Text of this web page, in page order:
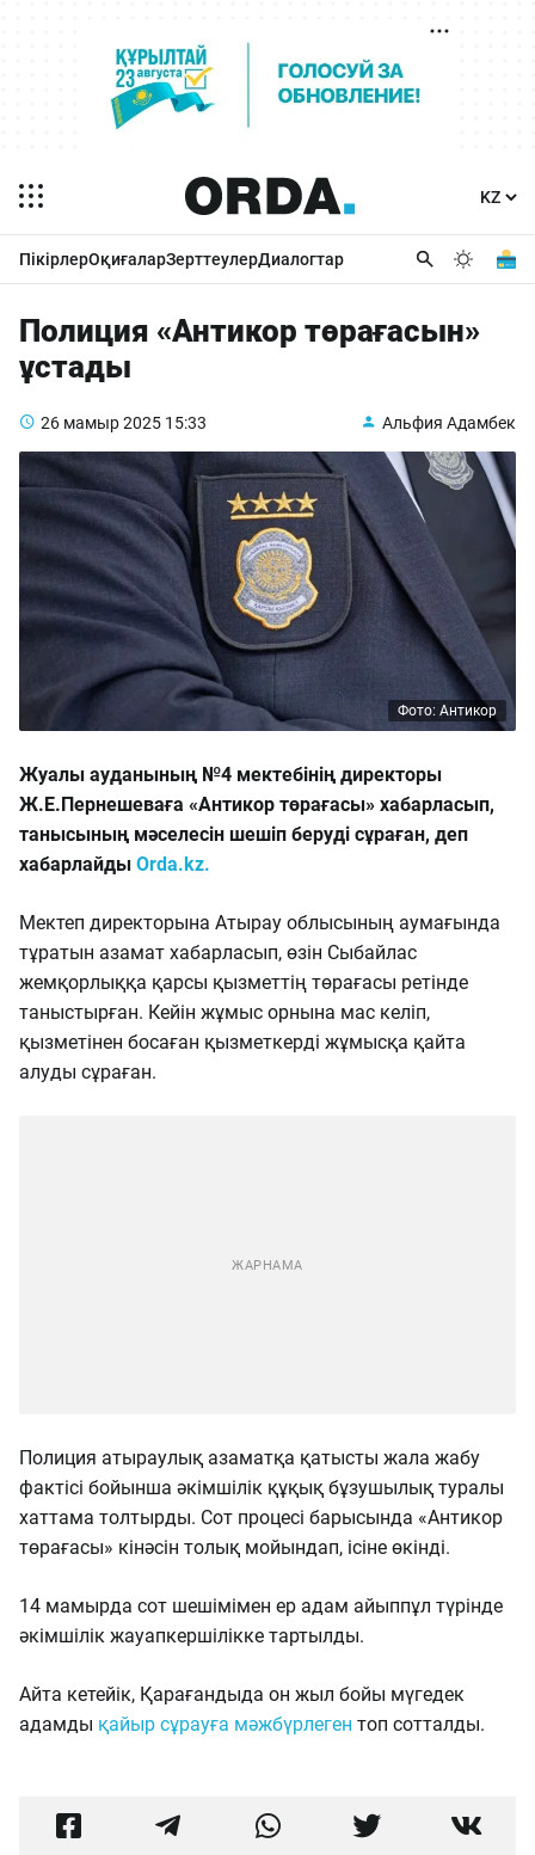
ПікірлерОқиғаларЗерттеулерДиалогтар
Полиция «Антикор төрағасын»
ұстады
26 мамыр 2025 15:33 Альфия Адамбек
Фото: Антикор
Жуалы ауданының №4 мектебінің директоры
Ж.Е.Пернешеваға «Антикор төрағасы» хабарласып,
танысының мәселесін шешіп беруді сұраған, деп
хабарлайды Orda.kz.
Мектеп директорына Атырау облысының аумағында
тұратын азамат хабарласып, өзін Сыбайлас
жемқорлыққа қарсы қызметтің төрағасы ретінде
таныстырған. Кейін жұмыс орнына мас келіп,
қызметінен босаған қызметкерді жұмысқа қайта
алуды сұраған.
Полиция атыраулық азаматқа қатысты жала жабу
фактісі бойынша әкімшілік құқық бұзушылық туралы
хаттама толтырды. Сот процесі барысында «Антикор
төрағасы» кінәсін толық мойындап, ісіне өкінді.
14 мамырда сот шешімімен ер адам айыппұл түрінде
әкімшілік жауапкершілікке тартылды.
Айта кетейік, Қарағандыда он жыл бойы мүгедек
адамды қайыр сұрауға мәжбүрлеген топ сотталды.